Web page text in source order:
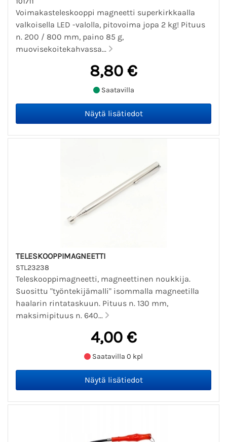
Voimakasteleskooppi magneetti superkirkkaalla
valkoisella LED -valolla, pitovoima jopa 2 kg! Pituus
n. 200 / 800 mm, paino 85 g,
muovisekoitekahvassa...
8,80 €
Saatavilla
TELESKOOPPIMAGNEETTI
STL23238
Teleskooppimagneetti, magneettinen noukkija.
Suosittu "työntekijämalli" isommalla magneetilla
haalarin rintataskuun. Pituus n. 130 mm,
maksimipituus n. 640...
4,00 €
Saatavilla 0 kpl